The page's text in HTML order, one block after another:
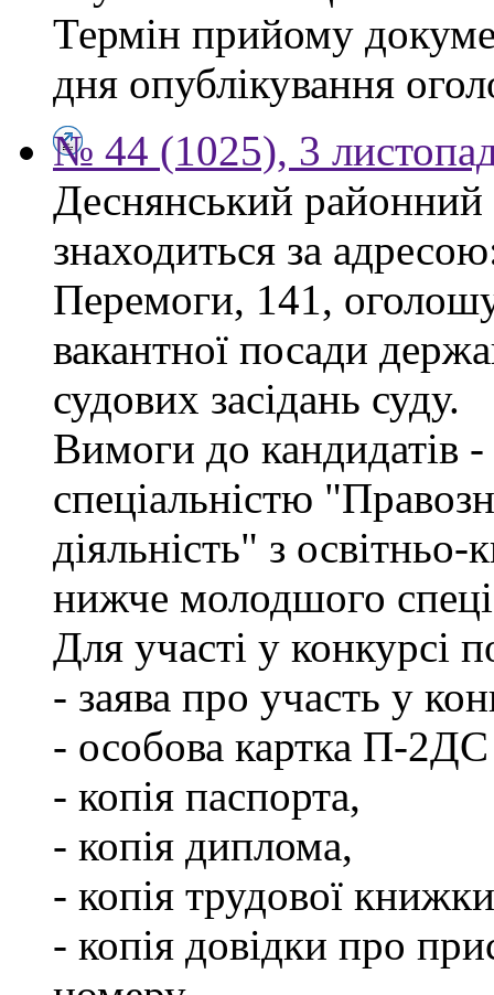
Термін прийому
дня опублікування
№ 44 (1025), 3
Деснянський
знаходиться за
Перемоги, 141,
вакантної посади
судових засідань суду.
Вимоги до кандидатів -
спеціальністю
діяльність" з
нижче молодшого
Для участі у конкурсі
- заява про участь у
- особова картка П-
- копія паспорта,
- копія диплома,
- копія трудової
- копія довідки про